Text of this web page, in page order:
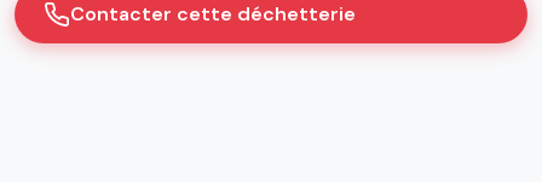
Contacter cette déchetterie